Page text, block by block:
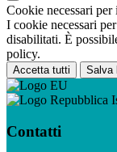
Cookie necessari
I cookie necessari
disabilitati. È
policy.
Accetta tutti Salva
Contatti